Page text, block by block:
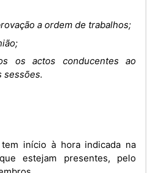
a ordem de trabalhos;
os actos conducentes ao
sessões.
estejam presentes, pelo